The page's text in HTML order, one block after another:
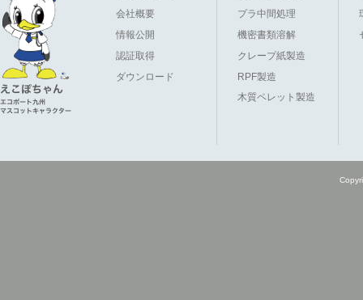
会社概要
情報公開
認証取得
ダウンロード
プラ中間処理
機密書類溶解
クレープ紙製造
RPF製造
木質ペレット製造